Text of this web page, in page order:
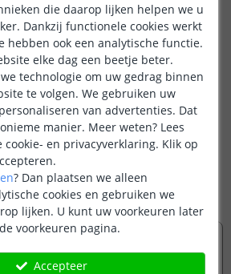
dan ooit.
slimmer te
producten die perfect
passen.
die daarop lijken helpen we u
Dankzij functionele cookies werkt
hebben ook een analytische functie.
elke dag een beetje beter.
technologie om uw gedrag binnen
te volgen. We gebruiken uw
van advertenties. Dat
manier. Meer weten? Lees
cookie- en privacyverklaring. Klik op
? Dan plaatsen we alleen
cookies en gebruiken we
lijken. U kunt uw voorkeuren later
voorkeuren pagina.
Accepteer